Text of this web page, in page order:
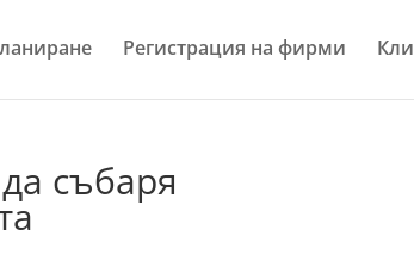
Регистрация на фирми
събаря